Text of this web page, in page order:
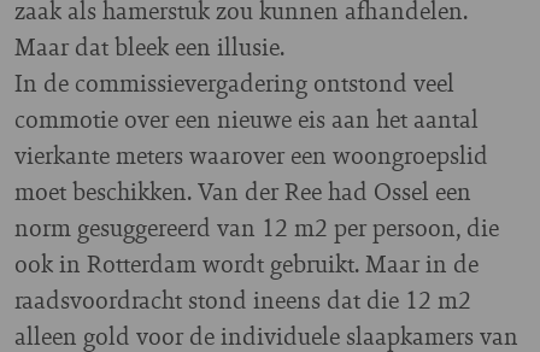
zaak als hamerstuk zou kunnen afhandelen.
Maar dat bleek een illusie.
In de commissievergadering ontstond veel
commotie over een nieuwe eis aan het aantal
vierkante meters waarover een woongroepslid
moet beschikken. Van der Ree had Ossel een
norm gesuggereerd van 12 m2 per persoon, die
ook in Rotterdam wordt gebruikt. Maar in de
raadsvoordracht stond ineens dat die 12 m2
alleen gold voor de individuele slaapkamers van